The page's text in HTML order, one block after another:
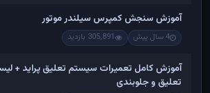
آموزش سنجش کمپرس سیلندر موتور
4 سال پیش 305,891 بازدید
آموزش کامل تعمیرات سیستم تعلیق پراید +
تعلیق و جلوبندی